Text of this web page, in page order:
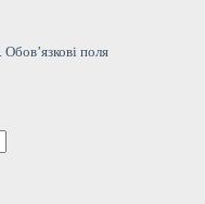
Обов’язкові поля